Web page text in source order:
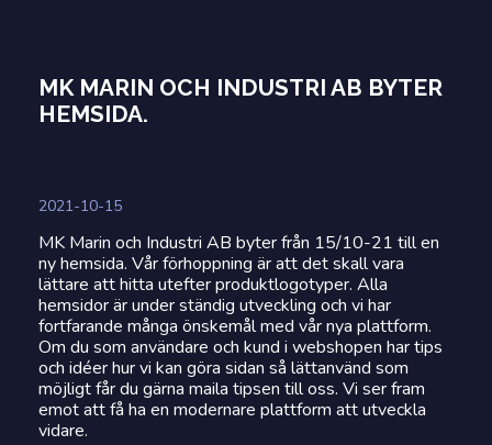
MK MARIN OCH INDUSTRI AB BYTER
HEMSIDA.
2021-10-15
MK Marin och Industri AB byter från 15/10-21 till en
ny hemsida. Vår förhoppning är att det skall vara
lättare att hitta utefter produktlogotyper. Alla
hemsidor är under ständig utveckling och vi har
fortfarande många önskemål med vår nya plattform.
Om du som användare och kund i webshopen har tips
och idéer hur vi kan göra sidan så lättanvänd som
möjligt får du gärna maila tipsen till oss. Vi ser fram
emot att få ha en modernare plattform att utveckla
vidare.